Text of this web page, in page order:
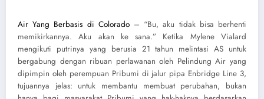
Air Yang Berbasis di Colorado– “Bu, aku tidak bisa berhenti
memikirkannya. Aku akan ke sana.” Ketika Mylene Vialard
mengikuti putrinya yang berusia 21 tahun melintasi AS untuk
bergabung dengan ribuan perlawanan oleh Pelindung Air yang
dipimpin oleh perempuan Pribumi di jalur pipa Enbridge Line 3,
tujuannya jelas: untuk membantu membuat perubahan, bukan